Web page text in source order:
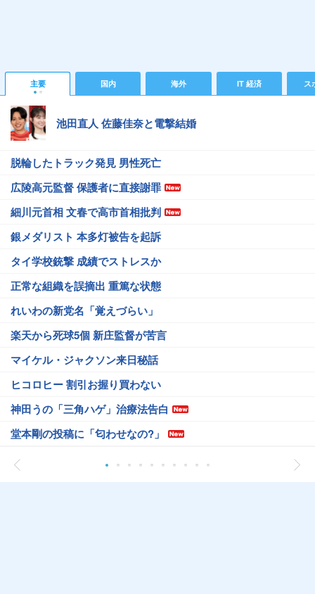
主要 国内 海外 IT 経済 ス
池田直人 佐藤佳奈と電撃結婚
脱輪したトラック発見 男性死亡
広陵高元監督 保護者に直接謝罪
細川元首相 文春で高市首相批判
銀メダリスト 本多灯被告を起訴
タイ学校銃撃 成績でストレスか
正常な組織を誤摘出 重篤な状態
れいわの新党名「覚えづらい」
楽天から死球5個 新庄監督が苦言
マイケル・ジャクソン来日秘話
ヒコロヒー 割引お握り買わない
神田うの「三角ハゲ」治療法告白
堂本剛の投稿に「匂わせなの?」